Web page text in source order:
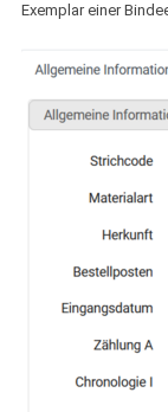
Exemplar einer